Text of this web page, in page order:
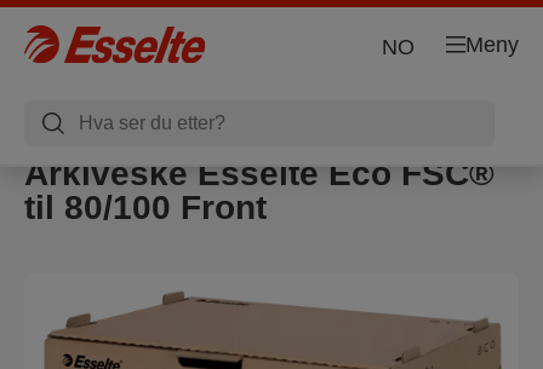
Meny
NO
Arkiveske Esselte Eco FSC®
til 80/100 Front